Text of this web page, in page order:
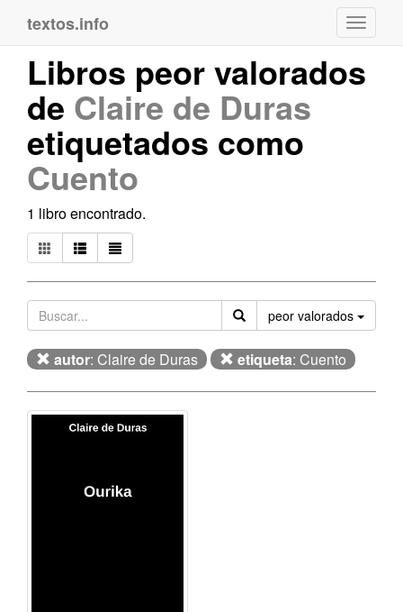
textos.info
Libros peor valorados
de Claire de Duras
etiquetados como
Cuento
1 libro encontrado.
peor valorados
autor: Claire de Duras etiqueta: Cuento